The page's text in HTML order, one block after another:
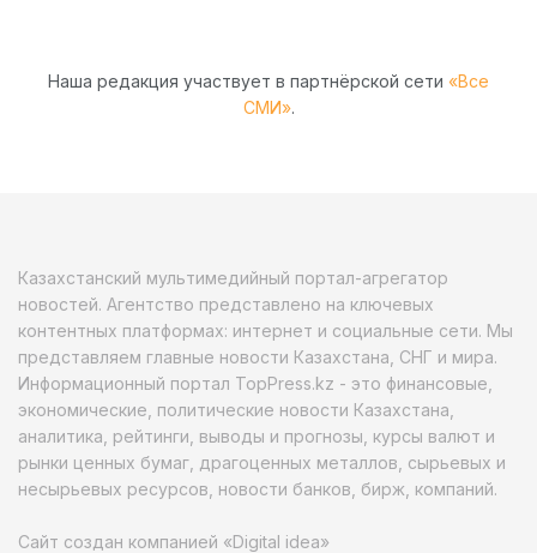
Наша редакция участвует в партнёрской сети «Все
СМИ».
Казахстанский мультимедийный портал-агрегатор
новостей. Агентство представлено на ключевых
контентных платформах: интернет и социальные сети. Мы
представляем главные новости Казахстана, СНГ и мира.
Информационный портал TopPress.kz - это финансовые,
экономические, политические новости Казахстана,
аналитика, рейтинги, выводы и прогнозы, курсы валют и
рынки ценных бумаг, драгоценных металлов, сырьевых и
несырьевых ресурсов, новости банков, бирж, компаний.
Сайт создан компанией «Digital idea»